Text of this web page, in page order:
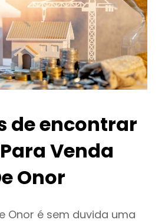
de encontrar
Venda
Onor
Onor é sem duvida uma